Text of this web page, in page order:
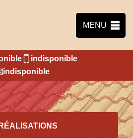
MENU
indisponible
indisponible